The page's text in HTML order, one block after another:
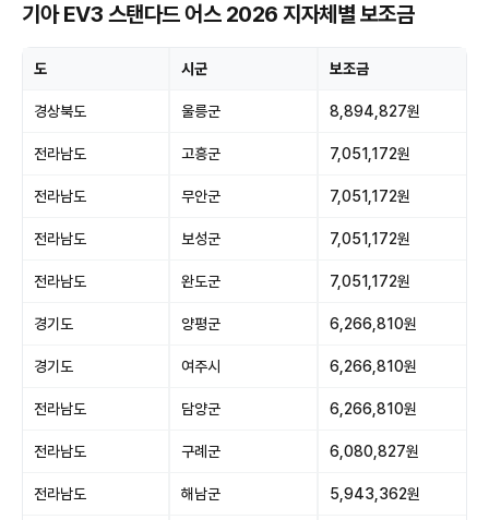
기아 EV3 스탠다드 어스 2026 지자체별 보조금
도 시군 보조금
경상북도 울릉군 8,894,827원
전라남도 고흥군 7,051,172원
전라남도 무안군 7,051,172원
전라남도 보성군 7,051,172원
전라남도 완도군 7,051,172원
경기도 양평군 6,266,810원
경기도 여주시 6,266,810원
전라남도 담양군 6,266,810원
전라남도 구례군 6,080,827원
전라남도 해남군 5,943,362원